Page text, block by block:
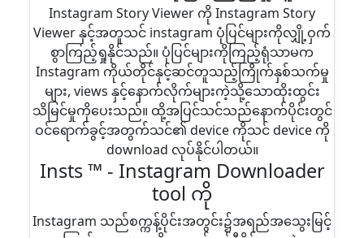
Instagram Story Viewer ကို Instagram Story
Viewer နှင့်အတူသင် instagram ပုံပြင်များကိုလျှို့ဝှက်
စွာကြည့်ရှုနိုင်သည်။ ပုံပြင်များကိုကြည့်ရုံသာမက
Instagram ကိုယ်တိုင်နှင့်ဆင်တူသည့်ကြိုက်နှစ်သက်မှု
များ, views နှင့်နောက်လိုက်များကဲ့သို့သောထိုးထွင်း
သိမြင်မှုကိုပေးသည်။ ထို့အပြင်သင်သည်နောက်ပိုင်းတွင်
ဝင်ရောက်ခွင့်အတွက်သင်၏ device ကိုသင် device ကို
download လုပ်နိုင်ပါတယ်။
Insts ™ - Instagram Downloader
tool ကို
Instagram သည်စက္ကန့်ပိုင်းအတွင်း၌အရည်အသွေးမြင့်